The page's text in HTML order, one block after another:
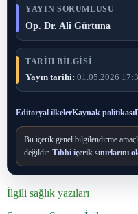
YAYIN SORUMLUSU
Op. Dr. Ali Gürtuna
TARIH BILGISI
Yayın tarihi: 01.05.2026
Editoryal ilkelerKaynak politikası
Bu içerik genel bilgilendirme
değildir. Tıbbi içerik sınırlarını
İlgili sağlık yazıları